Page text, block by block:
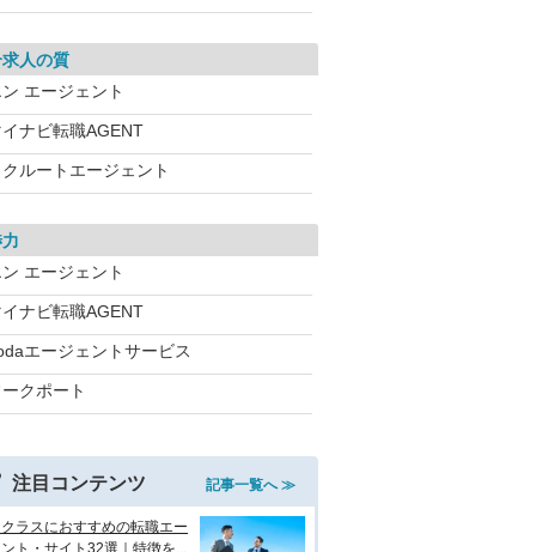
人の質
エージェント
イナビ転職AGENT
クルートエージェント
エージェント
イナビ転職AGENT
エージェントサービス
ークポート
注目コンテンツ 記事一覧へ ≫
ラスにおすすめの転職エー
ト・サイト32選｜特徴を...